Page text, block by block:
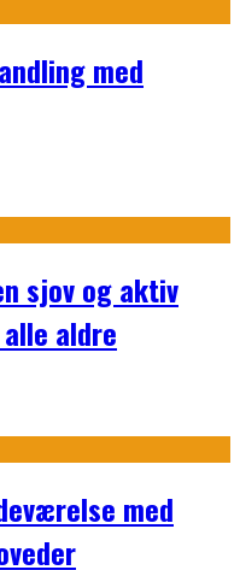
med
sjov og aktiv
aldre
med